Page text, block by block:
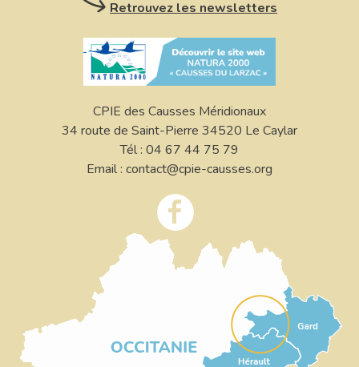
Retrouvez les newsletters
CPIE des Causses Méridionaux
34 route de Saint-Pierre 34520 Le Caylar
Tél : 04 67 44 75 79
Email : contact@cpie-causses.org